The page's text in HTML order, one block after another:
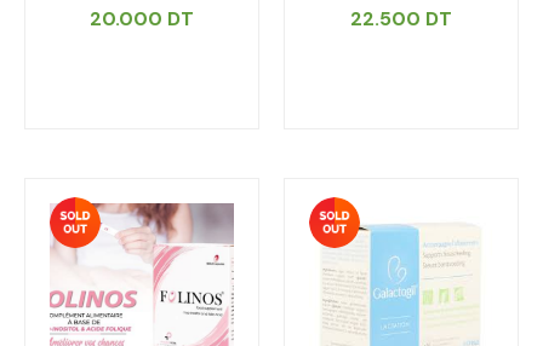
20.000 DT 22.500 DT